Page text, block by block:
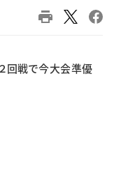
回戦で今大会準優